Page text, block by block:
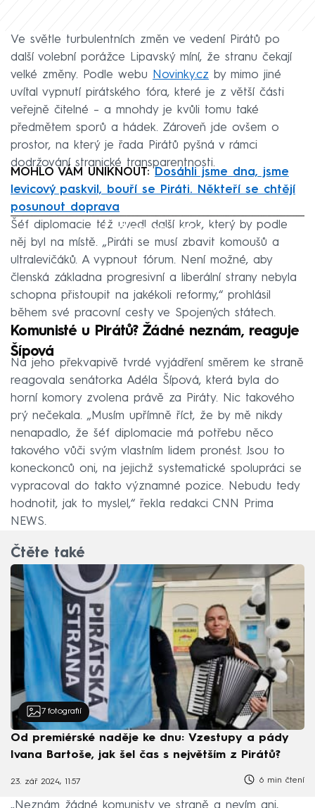
Ve světle turbulentních změn ve vedení Pirátů po
další volební porážce Lipavský míní, že stranu čekají
velké změny. Podle webu
Novinky.cz by mimo jiné
uvítal vypnutí pirátského fóra, které je z větší části
veřejně čitelné – a mnohdy je kvůli tomu také
předmětem sporů a hádek. Zároveň jde ovšem o
prostor, na který je řada Pirátů pyšná v rámci
dodržování stranické transparentnosti.
MOHLO VÁM UNIKNOUT: Dosáhli jsme dna, jsme
levicový paskvil, bouří se Piráti. Někteří se chtějí
posunout doprava
Failed to fetch
Šéf diplomacie též uvedl další krok, který by podle
něj byl na místě. „Piráti se musí zbavit komoušů a
ultralevičáků. A vypnout fórum. Není možné, aby
členská základna progresivní a liberální strany nebyla
schopna přistoupit na jakékoli reformy,“ prohlásil
během své pracovní cesty ve Spojených státech.
Komunisté u Pirátů? Žádné neznám, reaguje
Šípová
Na jeho překvapivě tvrdé vyjádření směrem ke straně
reagovala senátorka Adéla Šípová, která byla do
horní komory zvolena právě za Piráty. Nic takového
prý nečekala. „Musím upřímně říct, že by mě nikdy
nenapadlo, že šéf diplomacie má potřebu něco
takového vůči svým vlastním lidem pronést. Jsou to
koneckonců oni, na jejichž systematické spolupráci se
vypracoval do takto významné pozice. Nebudu tedy
hodnotit, jak to myslel,“ řekla redakci CNN Prima
NEWS.
Čtěte také
7 fotografií
Od premiérské naděje ke dnu: Vzestupy a pády
Ivana Bartoše, jak šel čas s největším z Pirátů?
23. zář 2024, 11:57 6 min čtení